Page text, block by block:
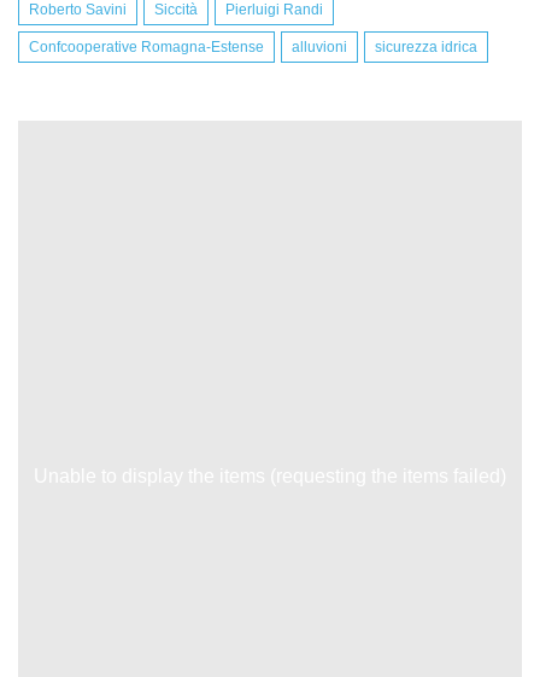
Roberto Savini Siccità Pierluigi Randi
Confcooperative Romagna-Estense alluvioni sicurezza idrica